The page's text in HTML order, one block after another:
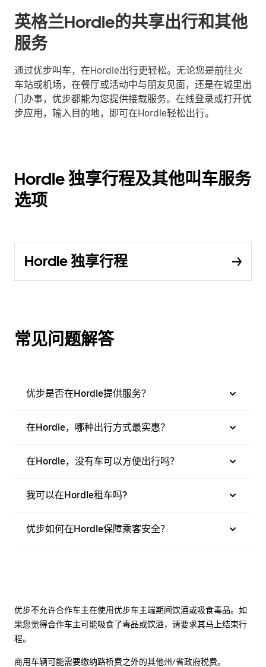
英格兰Hordle的共享出行和其他
服务
通过优步叫车，在Hordle出行更轻松。无论您是前往火
车站或机场，在餐厅或活动中与朋友见面，还是在城里出
门办事，优步都能为您提供接载服务。在线登录或打开优
步应用，输入目的地，即可在Hordle轻松出行。
Hordle 独享行程及其他叫车服务
选项
Hordle 独享行程
常见问题解答
优步是否在Hordle提供服务？
在Hordle，哪种出行方式最实惠？
在Hordle，没有车可以方便出行吗？
我可以在Hordle租车吗?
优步如何在Hordle保障乘客安全？
优步不允许合作车主在使用优步车主端期间饮酒或吸食毒品。如
果您觉得合作车主可能吸食了毒品或饮酒，请要求其马上结束行
程。
商用车辆可能需要缴纳路桥费之外的其他州/省政府税费。